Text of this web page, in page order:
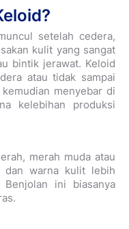
setelah cedera,
kulit yang sangat
bintik jerawat. Keloid
atau tidak sampai
menyebar di
kelebihan produksi
merah muda atau
dan warna kulit lebih
ini biasanya